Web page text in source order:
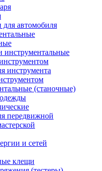
автомобиля
инструмента
(станочные)
передвижной
и сетей
клещи